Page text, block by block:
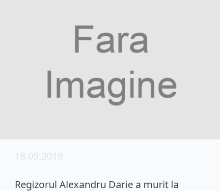
18.09.2019
Regizorul Alexandru Darie a murit la